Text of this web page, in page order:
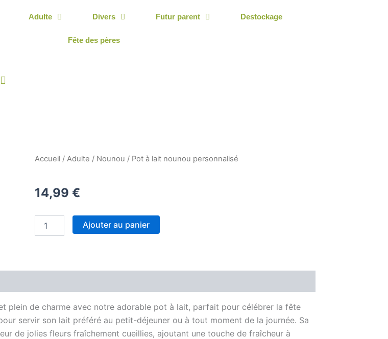
Adulte Divers Futur parent Destockage
Fête des pères
Accueil / Adulte / Nounou / Pot à lait nounou personnalisé
14,99 €
nounou
Ajouter au panier
plein de charme avec notre adorable pot à lait, parfait pour célébrer la fête
servir son lait préféré au petit-déjeuner ou à tout moment de la journée. Sa
de jolies fleurs fraîchement cueillies, ajoutant une touche de fraîcheur à